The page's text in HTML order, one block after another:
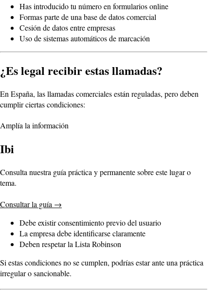
Has introducido tu número en formularios online
Formas parte de una base de datos comercial
Cesión de datos entre empresas
Uso de sistemas automáticos de marcación
¿Es legal recibir estas llamadas?
En España, las llamadas comerciales están reguladas, pero deben
cumplir ciertas condiciones:
Amplía la información
Ibi
Consulta nuestra guía práctica y permanente sobre este lugar o
tema.
Consultar la guía →
Debe existir consentimiento previo del usuario
La empresa debe identificarse claramente
Deben respetar la Lista Robinson
Si estas condiciones no se cumplen, podrías estar ante una práctica
irregular o sancionable.